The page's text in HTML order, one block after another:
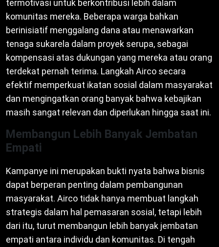
termotivasi untuk berkontribusi lebih dalam
komunitas mereka. Beberapa warga bahkan
berinisiatif menggalang dana atau menawarkan
tenaga sukarela dalam proyek serupa, sebagai
kompensasi atas dukungan yang mereka atau orang
terdekat pernah terima. Langkah Airco secara
efektif memperkuat ikatan sosial dalam masyarakat
dan mengingatkan orang banyak bahwa kebajikan
masih sangat relevan dan diperlukan hingga saat ini.
Membangun Lebih Banyak Jembatan
Empati
Kampanye ini merupakan bukti nyata bahwa bisnis
dapat berperan penting dalam pembangunan
masyarakat. Airco tidak hanya membuat langkah
strategis dalam hal pemasaran sosial, tetapi lebih
dari itu, turut membangun lebih banyak jembatan
empati antara individu dan komunitas. Di tengah